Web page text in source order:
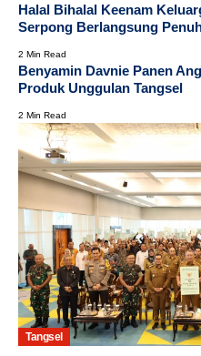
Halal Bihalal Keenam
Serpong Berlangsung
2 Min Read
Benyamin Davnie Panen
Produk Unggulan Tangsel
2 Min Read
Tangsel